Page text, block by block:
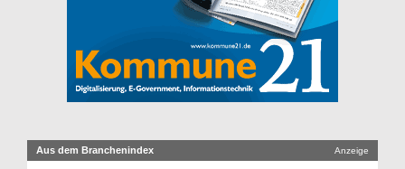
Aus dem Branchenindex Anzeige